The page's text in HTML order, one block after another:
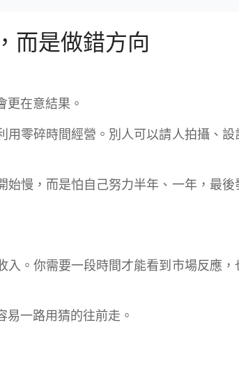
而是做錯方向
更在意結果。
用零碎時間經營。別人可以請人拍攝、設
始慢，而是怕自己努力半年、一年，最後
入。你需要一段時間才能看到市場反應，
一路用猜的往前走。